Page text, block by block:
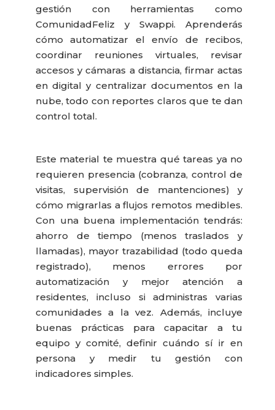
gestión con herramientas como
ComunidadFeliz y Swappi. Aprenderás
cómo automatizar el envío de recibos,
coordinar reuniones virtuales, revisar
accesos y cámaras a distancia, firmar actas
en digital y centralizar documentos en la
nube, todo con reportes claros que te dan
control total.
Este material te muestra qué tareas ya no
requieren presencia (cobranza, control de
visitas, supervisión de mantenciones) y
cómo migrarlas a flujos remotos medibles.
Con una buena implementación tendrás:
ahorro de tiempo (menos traslados y
llamadas), mayor trazabilidad (todo queda
registrado), menos errores por
automatización y mejor atención a
residentes, incluso si administras varias
comunidades a la vez. Además, incluye
buenas prácticas para capacitar a tu
equipo y comité, definir cuándo sí ir en
persona y medir tu gestión con
indicadores simples.